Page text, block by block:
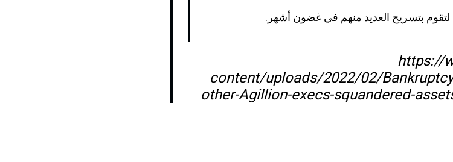
بتسريح العديد منهم في غضون أشهر.
https://
content/uploads/2022/02/
other-Agillion-execs-squandered-